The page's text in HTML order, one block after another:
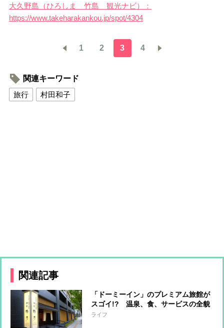
大久野島（ひろしま 竹島 観光ナビ）：
https://www.takeharakankou.jp/spot/4304
1 2 3 4
関連キーワード
旅行
村田和子
関連記事
「ドーミーイン」のプレミアム旅館が
スゴイ!? 温泉、食、サービスの全貌
ライフ